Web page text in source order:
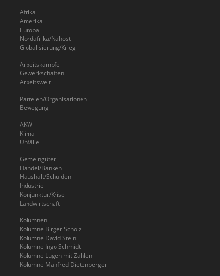
Afrika
Amerika
Europa
Nordafrika/Nahost
Globalisierung/Krieg
Arbeitskämpfe
Gewerkschaften
Arbeitswelt
Parteien/Organisationen
Bewegung
AKW
Klima
Unfälle
Gemeingüter
Handel/Banken
Haushalt/Schulden
Industrie
Konjunktur/Krise
Landwirtschaft
Kolumnen
Kolumne Birger Scholz
Kolumne David Stein
Kolumne Ingo Schmidt
Kolumne Lügen mit Zahlen
Kolumne Manfred Dietenberger